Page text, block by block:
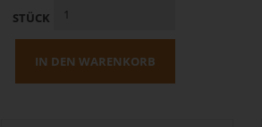
STÜCK
IN DEN WARENKORB